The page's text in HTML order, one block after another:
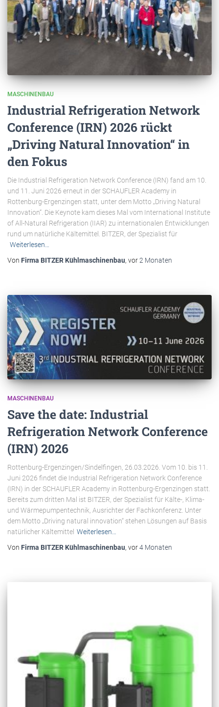
MASCHINENBAU
Industrial Refrigeration Network
Conference (IRN) 2026 rückt
„Driving Natural Innovation“ in
den Fokus
Die Industrial Refrigeration Network Conference (IRN) fand am 10.
und 11. Juni 2026 erneut in der SCHAUFLER Academy in
Rottenburg-Ergenzingen statt, unter dem Motto „Driving Natural
Innovation“. Die Keynote kam dieses Mal vom International Institute
of All-Natural Refrigeration (IIAR) zu internationalen Entwicklungen
rund um natürliche Kältemittel. BITZER, der Spezialist für
Weiterlesen…
Von Firma BITZER Kühlmaschinenbau, vor2 Monaten
MASCHINENBAU
Save the date: Industrial
Refrigeration Network Conference
(IRN) 2026
Rottenburg-Ergenzingen/Sindelfingen, 26.03.2026. Vom 10. bis 11.
Juni 2026 findet die Industrial Refrigeration Network Conference
(IRN) in der SCHAUFLER Academy in Rottenburg-Ergenzingen statt.
Bereits zum dritten Mal ist BITZER, der Spezialist für Kälte-, Klima-
und Wärmepumpentechnik, Ausrichter der Fachkonferenz. Unter
dem Motto „Driving natural innovation“ stehen Lösungen auf Basis
natürlicher Kältemittel Weiterlesen…
Von Firma BITZER Kühlmaschinenbau, vor4 Monaten